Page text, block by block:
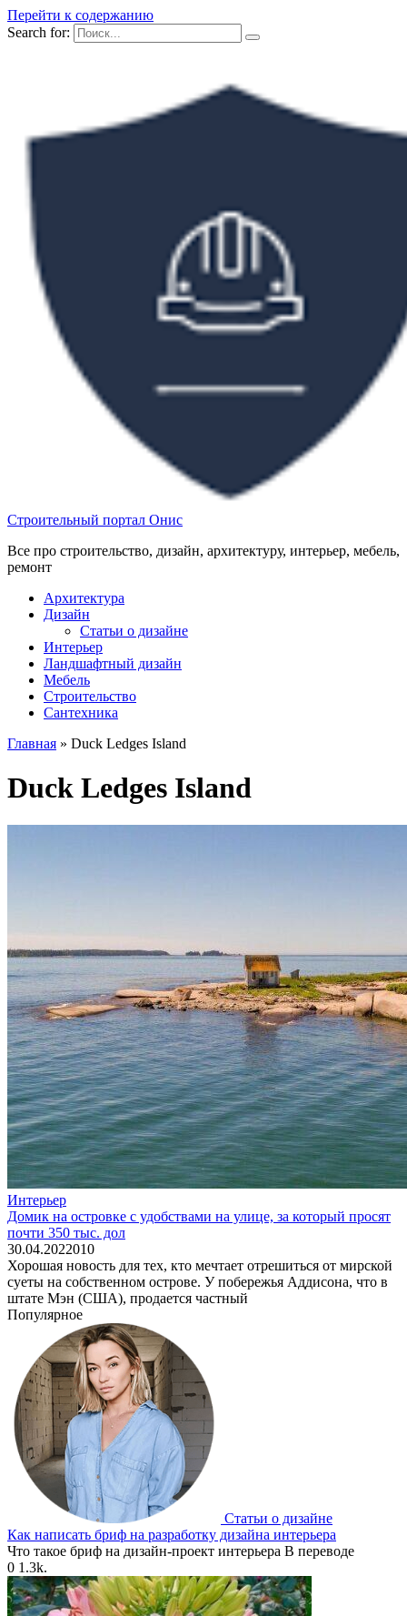
Перейти к содержанию
Search for:
Строительный портал Онис
Все про строительство, дизайн, архитектуру, интерьер, мебель,
ремонт
Архитектура
Дизайн
Статьи о дизайне
Интерьер
Ландшафтный дизайн
Мебель
Строительство
Сантехника
Главная » Duck Ledges Island
Duck Ledges Island
Интерьер
Домик на островке с удобствами на улице, за который просят
почти 350 тыс. дол
30.04.2022010
Хорошая новость для тех, кто мечтает отрешиться от мирской
суеты на собственном острове. У побережья Аддисона, что в
штате Мэн (США), продается частный
Популярное
Статьи о дизайне
Как написать бриф на разработку дизайна интерьера
Что такое бриф на дизайн-проект интерьера В переводе
0 1.3k.